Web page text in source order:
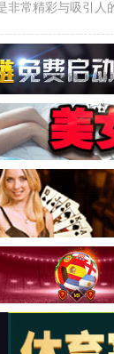
常精彩与吸引人